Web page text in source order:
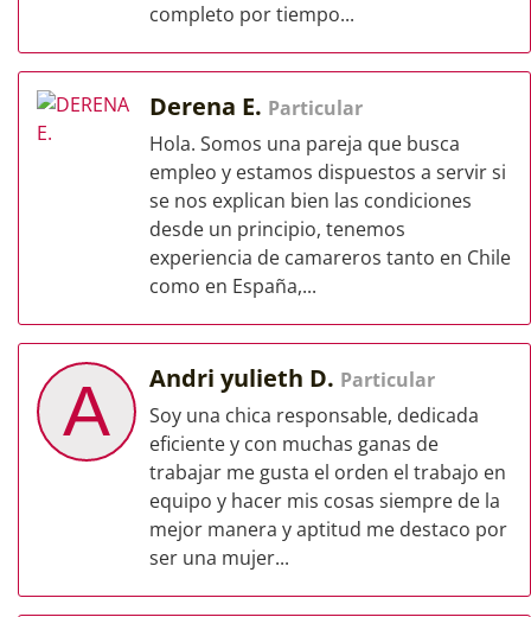
completo por tiempo...
Derena E. Particular
Hola. Somos una pareja que busca
empleo y estamos dispuestos a servir si
se nos explican bien las condiciones
desde un principio, tenemos
experiencia de camareros tanto en Chile
como en España,...
A Andri yulieth D. Particular
Soy una chica responsable, dedicada
eficiente y con muchas ganas de
trabajar me gusta el orden el trabajo en
equipo y hacer mis cosas siempre de la
mejor manera y aptitud me destaco por
ser una mujer...